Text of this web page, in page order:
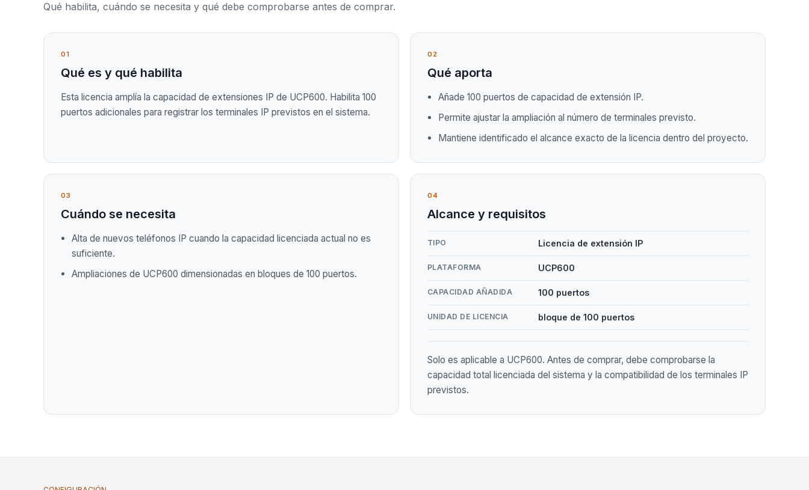
Qué habilita, cuándo se necesita y qué debe comprobarse antes de comprar.
01
Qué es y qué habilita
Esta licencia amplía la capacidad de extensiones IP de UCP600. Habilita 100
puertos adicionales para registrar los terminales IP previstos en el sistema.
02
Qué aporta
Añade 100 puertos de capacidad de extensión IP.
Permite ajustar la ampliación al número de terminales previsto.
Mantiene identificado el alcance exacto de la licencia dentro del proyecto.
03
Cuándo se necesita
Alta de nuevos teléfonos IP cuando la capacidad licenciada actual no es
suficiente.
Ampliaciones de UCP600 dimensionadas en bloques de 100 puertos.
04
Alcance y requisitos
TIPO Licencia de extensión IP
PLATAFORMA UCP600
CAPACIDAD AÑADIDA 100 puertos
UNIDAD DE LICENCIA bloque de 100 puertos
Solo es aplicable a UCP600. Antes de comprar, debe comprobarse la
capacidad total licenciada del sistema y la compatibilidad de los terminales IP
previstos.